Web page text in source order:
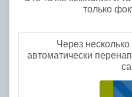
только
Через
автоматически